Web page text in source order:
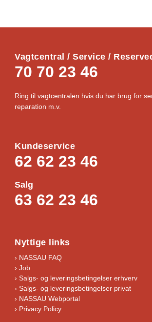
Vagtcentral / Service /
70 70 23 46
Ring til vagtcentralen hvis du har brug for
reparation m.v.
Kundeservice
62 62 23 46
Salg
63 62 23 46
Nyttige links
› NASSAU FAQ
› Job
› Salgs- og leveringsbetingelser erhverv
› Salgs- og leveringsbetingelser privat
› NASSAU Webportal
› Privacy Policy